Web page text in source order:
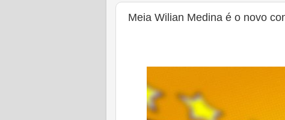
Meia Wilian Medina é o novo